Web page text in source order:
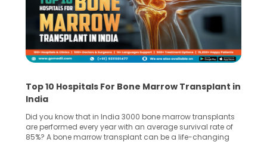
Top 10 Hospitals For Bone Marrow Transplant in
India
Did you know that in India 3000 bone marrow transplants
are performed every year with an average survival rate of
85%? A bone marrow transplant can be a life-changing